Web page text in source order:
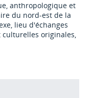
anthropologique et
du nord-est de la
lieu d'échanges
originales,